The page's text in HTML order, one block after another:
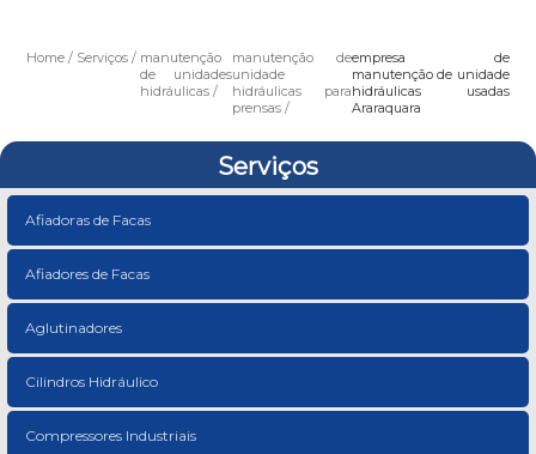
Home Serviços
manutenção
de unidades
hidráulicas
manutenção de
unidade
hidráulicas para
prensas
empresa de
manutenção de unidade
hidráulicas usadas
Araraquara
Serviços
Afiadoras de Facas
Afiadores de Facas
Aglutinadores
Cilindros Hidráulico
Compressores Industriais